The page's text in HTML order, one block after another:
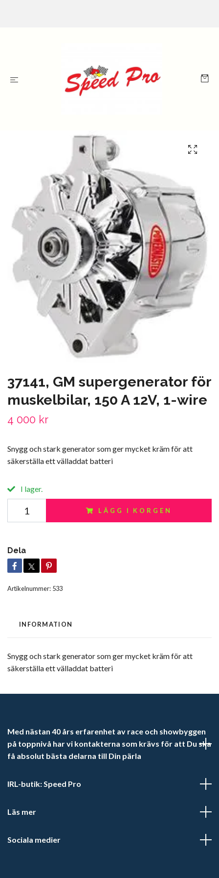
37141, GM supergenerator för
muskelbilar, 150 A 12V, 1-wire
4 000 kr
Snygg och stark generator som ger mycket kräm för att
säkerställa ett välladdat batteri
I lager.
LÄGG I KORGEN
Dela
Artikelnummer: 533
INFORMATION
Snygg och stark generator som ger mycket kräm för att
säkerställa ett välladdat batteri
Med nästan 40 års erfarenhet av race och showbyggen
på toppnivå har vi kontakterna som krävs för att Du ska
få absolut bästa delarna till Din pärla
IRL-butik: Speed Pro
Läs mer
Sociala medier